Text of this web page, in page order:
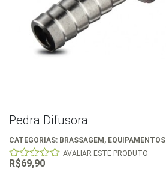
Pedra Difusora
CATEGORIAS: BRASSAGEM, EQUIPAMENTOS
0
AVALIAR ESTE PRODUTO
R$69,90